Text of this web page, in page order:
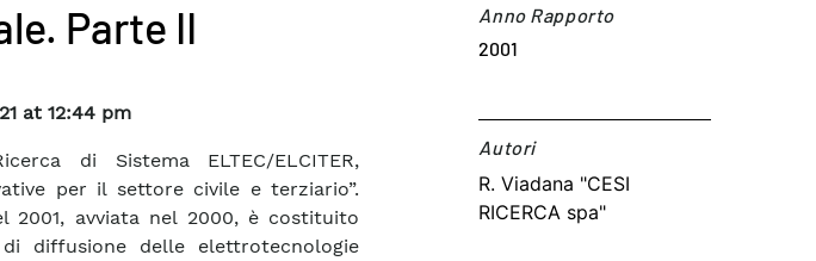
Parte II
at 12:44 pm
di Sistema ELTEC/ELCITER,
per il settore civile e terziario”.
2001, avviata nel 2000, è costituito
diffusione delle elettrotecnologie
Anno Rapporto
2001
Autori​
R. Viadana "CESI
RICERCA spa"